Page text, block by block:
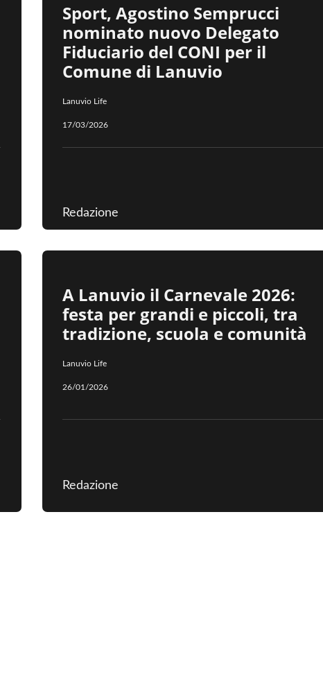
Sport, Agostino Semprucci
nominato nuovo Delegato
Fiduciario del CONI per il
Comune di Lanuvio
Lanuvio Life
17/03/2026
Redazione
A Lanuvio il Carnevale 2026:
festa per grandi e piccoli, tra
tradizione, scuola e comunità
Lanuvio Life
26/01/2026
Redazione